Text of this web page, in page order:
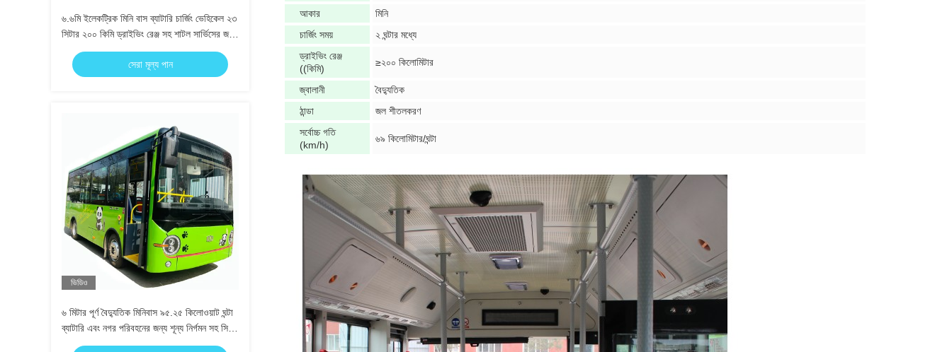
৬.৬মি ইলেকট্রিক মিনি বাস ব্যাটারি চার্জিং ভেহিকেল ২৩
সিটার ২০০ কিমি ড্রাইভিং রেঞ্জ সহ শাটল সার্ভিসের জন্য
LHD RHD
সেরা মূল্য পান
ভিডিও
৬ মিটার পূর্ণ বৈদ্যুতিক মিনিবাস ৯৫.২৫ কিলোওয়াট ঘন্টা
ব্যাটারি এবং নগর পরিবহনের জন্য শূন্য নির্গমন সহ সিটি
আকার
মিনি
চার্জিং সময়
২ ঘন্টার মধ্যে
ড্রাইভিং রেঞ্জ
((কিমি)
≥২০০ কিলোমিটার
জ্বালানী
বৈদ্যুতিক
ঠান্ডা
জল শীতলকরণ
সর্বোচ্চ গতি
(km/h)
৬৯ কিলোমিটার/ঘন্টা